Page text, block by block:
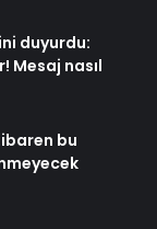
duyurdu:
Mesaj nasıl
bu